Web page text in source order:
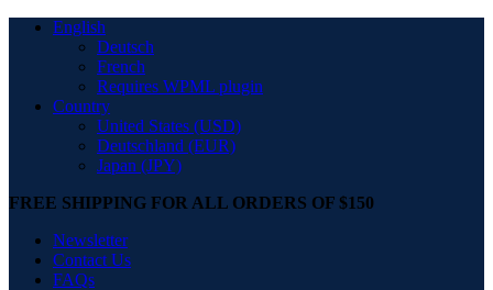
English
Deutsch
French
Requires WPML plugin
Country
United States (USD)
Deutschland (EUR)
Japan (JPY)
FREE SHIPPING FOR ALL ORDERS OF $150
Newsletter
Contact Us
FAQs